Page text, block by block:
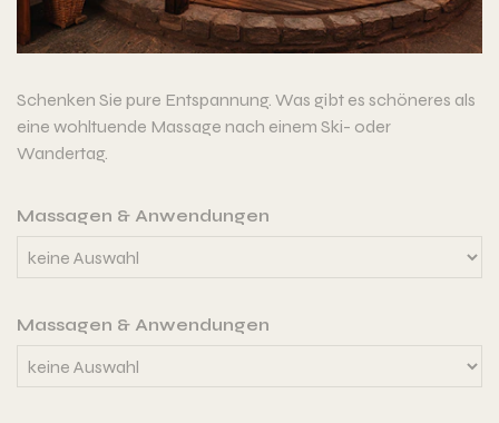
Schenken Sie pure Entspannung. Was gibt es schöneres als
eine wohltuende Massage nach einem Ski- oder
Wandertag.
Massagen & Anwendungen
Massagen & Anwendungen